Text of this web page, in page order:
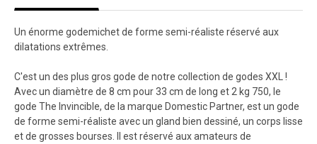
Un énorme godemichet de forme semi-réaliste réservé aux
dilatations extrêmes.
C'est un des plus gros gode de notre collection de godes XXL !
Avec un diamètre de 8 cm pour 33 cm de long et 2 kg 750, le
gode The Invincible, de la marque Domestic Partner, est un gode
de forme semi-réaliste avec un gland bien dessiné, un corps lisse
et de grosses bourses. Il est réservé aux amateurs de